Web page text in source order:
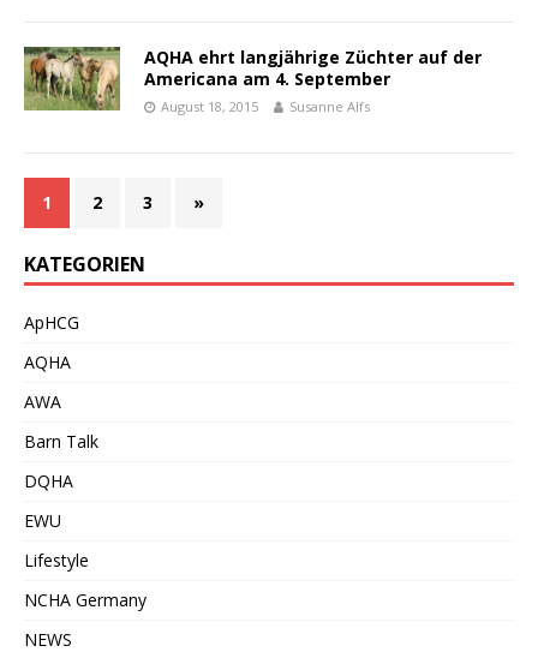
AQHA ehrt langjährige Züchter auf der
Americana am 4. September
August 18, 2015 Susanne Alfs
1 2 3 »
KATEGORIEN
ApHCG
AQHA
AWA
Barn Talk
DQHA
EWU
Lifestyle
NCHA Germany
NEWS